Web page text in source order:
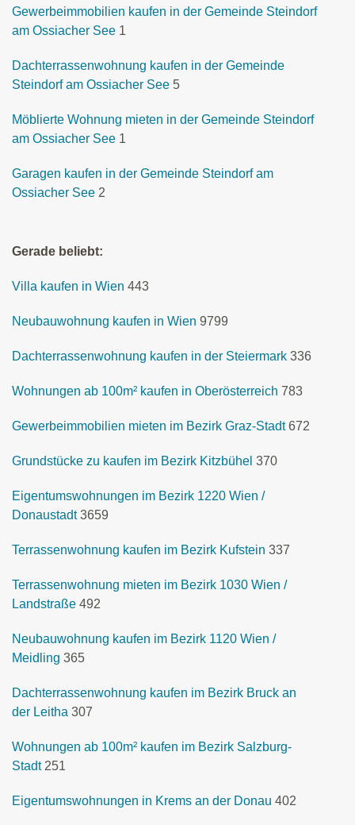
Gewerbeimmobilien kaufen in der Gemeinde Steindorf
am Ossiacher See 1
Dachterrassenwohnung kaufen in der Gemeinde
Steindorf am Ossiacher See 5
Möblierte Wohnung mieten in der Gemeinde Steindorf
am Ossiacher See 1
Garagen kaufen in der Gemeinde Steindorf am
Ossiacher See 2
Gerade beliebt:
Villa kaufen in Wien 443
Neubauwohnung kaufen in Wien 9799
Dachterrassenwohnung kaufen in der Steiermark 336
Wohnungen ab 100m² kaufen in Oberösterreich 783
Gewerbeimmobilien mieten im Bezirk Graz-Stadt 672
Grundstücke zu kaufen im Bezirk Kitzbühel 370
Eigentumswohnungen im Bezirk 1220 Wien /
Donaustadt 3659
Terrassenwohnung kaufen im Bezirk Kufstein 337
Terrassenwohnung mieten im Bezirk 1030 Wien /
Landstraße 492
Neubauwohnung kaufen im Bezirk 1120 Wien /
Meidling 365
Dachterrassenwohnung kaufen im Bezirk Bruck an
der Leitha 307
Wohnungen ab 100m² kaufen im Bezirk Salzburg-
Stadt 251
Eigentumswohnungen in Krems an der Donau 402